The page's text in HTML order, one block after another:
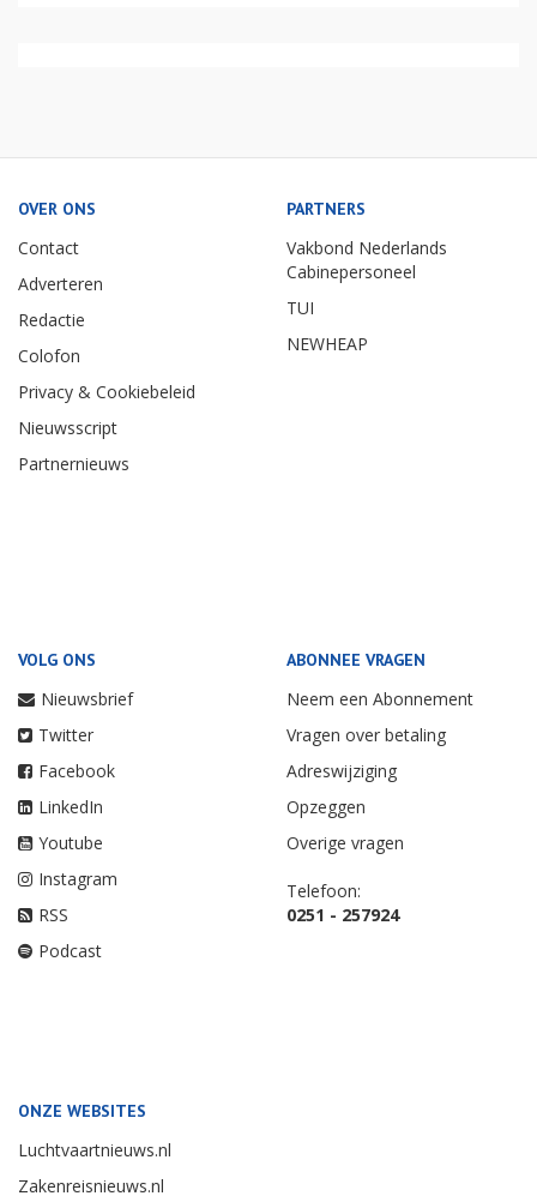
OVER ONS
Contact
Adverteren
Redactie
Colofon
Privacy & Cookiebeleid
Nieuwsscript
Partnernieuws
PARTNERS
Vakbond Nederlands
Cabinepersoneel
TUI
NEWHEAP
VOLG ONS
Nieuwsbrief
Twitter
Facebook
LinkedIn
Youtube
Instagram
RSS
Podcast
ABONNEE VRAGEN
Neem een Abonnement
Vragen over betaling
Adreswijziging
Opzeggen
Overige vragen
Telefoon:
0251 - 257924
ONZE WEBSITES
Luchtvaartnieuws.nl
Zakenreisnieuws.nl